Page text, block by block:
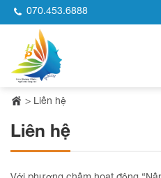
070.453.6888
> Liên hệ
Liên hệ